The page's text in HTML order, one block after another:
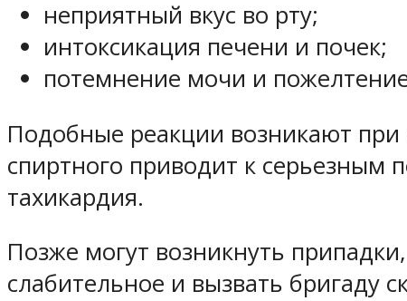
неприятный вкус во рту;
интоксикация печени и почек;
потемнение мочи и
Подобные реакции возникают
спиртного приводит к серьезным
тахикардия.
Позже могут возникнуть
слабительное и вызвать бригаду